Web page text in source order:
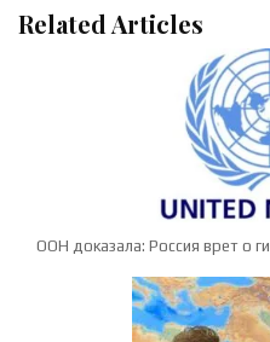
Related Articles
ООН доказала: Россия врет о